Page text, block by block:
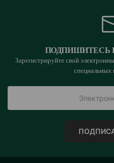
ПОДПИШИТЕСЬ
Зарегистрируйте свой
специальных